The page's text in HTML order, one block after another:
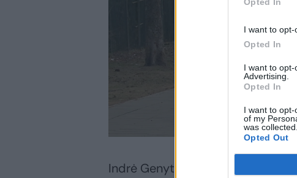
I want to opt-
Opted In
I want to
Advertising.
Opted In
I want to
of my
was collected.
Opted Out
Indrė Genytė-Pikčienė „Artea“